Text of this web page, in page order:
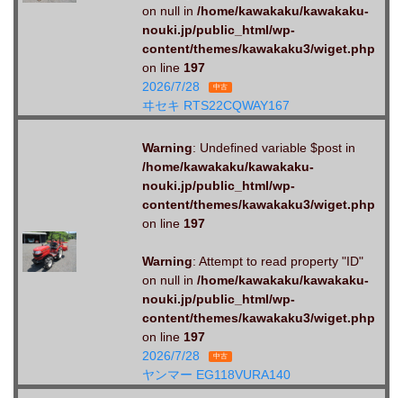
on null in /home/kawakaku/kawakaku-
nouki.jp/public_html/wp-
content/themes/kawakaku3/wiget.php
on line 197
2026/7/28
中古
ヰセキ RTS22CQWAY167
Warning: Undefined variable $post in
/home/kawakaku/kawakaku-
nouki.jp/public_html/wp-
content/themes/kawakaku3/wiget.php
on line 197
Warning: Attempt to read property "ID"
on null in /home/kawakaku/kawakaku-
nouki.jp/public_html/wp-
content/themes/kawakaku3/wiget.php
on line 197
2026/7/28
中古
ヤンマー EG118VURA140